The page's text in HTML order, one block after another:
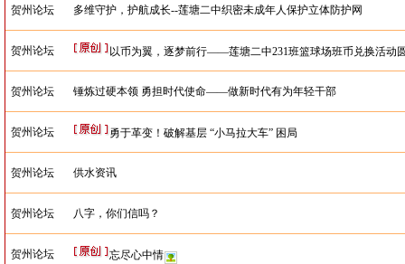
贺州论坛 多维守护，护航成长--莲塘二中织密未成年人保护立体防护网
贺州论坛 以币为翼，逐梦前行——莲塘二中231班篮球场班币兑换活动
贺州论坛 锤炼过硬本领 勇担时代使命——做新时代有为年轻干部
贺州论坛 勇于革变！破解基层 “小马拉大车” 困局
贺州论坛 供水资讯
贺州论坛 八字，你们信吗？
贺州论坛 忘尽心中情